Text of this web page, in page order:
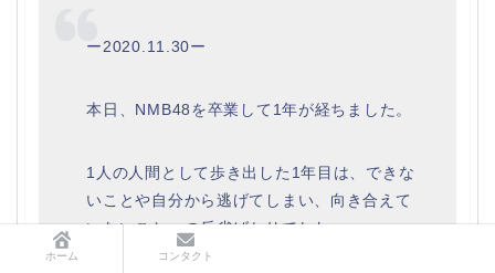
ー2020.11.30ー
本日、NMB48を卒業して1年が経ちました。
1人の人間として歩き出した1年目は、できな
いことや自分から逃げてしまい、向き合えて
いないことへの反省ばかりでした。
ホーム コンタクト